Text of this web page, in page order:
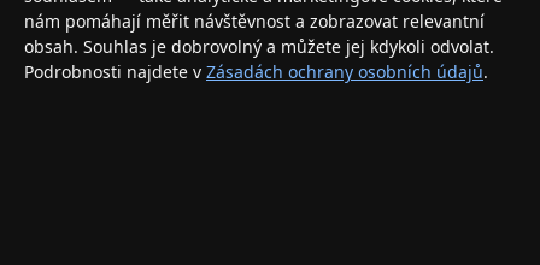
INFORMACE
Doprava a doručení
nám pomáhají měřit návštěvnost a zobrazovat relevantní
obsah. Souhlas je dobrovolný a můžete jej kdykoli odvolat.
Podrobnosti najdete v Zásadách ochrany osobních údajů.